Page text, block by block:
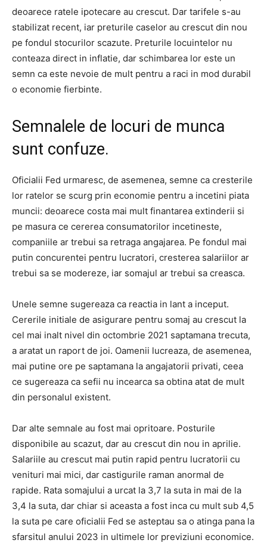
deoarece ratele ipotecare au crescut. Dar tarifele s-au
stabilizat recent, iar preturile caselor au crescut din nou
pe fondul stocurilor scazute. Preturile locuintelor nu
conteaza direct in inflatie, dar schimbarea lor este un
semn ca este nevoie de mult pentru a raci in mod durabil
o economie fierbinte.
Semnalele de locuri de munca
sunt confuze.
Oficialii Fed urmaresc, de asemenea, semne ca cresterile
lor ratelor se scurg prin economie pentru a incetini piata
muncii: deoarece costa mai mult finantarea extinderii si
pe masura ce cererea consumatorilor incetineste,
companiile ar trebui sa retraga angajarea. Pe fondul mai
putin concurentei pentru lucratori, cresterea salariilor ar
trebui sa se modereze, iar somajul ar trebui sa creasca.
Unele semne sugereaza ca reactia in lant a inceput.
Cererile initiale de asigurare pentru somaj au crescut la
cel mai inalt nivel din octombrie 2021 saptamana trecuta,
a aratat un raport de joi. Oamenii lucreaza, de asemenea,
mai putine ore pe saptamana la angajatorii privati, ceea
ce sugereaza ca sefii nu incearca sa obtina atat de mult
din personalul existent.
Dar alte semnale au fost mai opritoare. Posturile
disponibile au scazut, dar au crescut din nou in aprilie.
Salariile au crescut mai putin rapid pentru lucratorii cu
venituri mai mici, dar castigurile raman anormal de
rapide. Rata somajului a urcat la 3,7 la suta in mai de la
3,4 la suta, dar chiar si aceasta a fost inca cu mult sub 4,5
la suta pe care oficialii Fed se asteptau sa o atinga pana la
sfarsitul anului 2023 in ultimele lor previziuni economice.